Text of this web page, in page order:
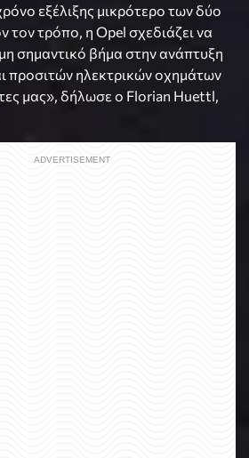
εξέλιξης μικρότερο των δύο
τον τρόπο, η Opel σχεδιάζει να
σημαντικό βήμα στην ανάπτυξη
προσιτών ηλεκτρικών οχημάτων
μας», δήλωσε ο Florian Huettl,